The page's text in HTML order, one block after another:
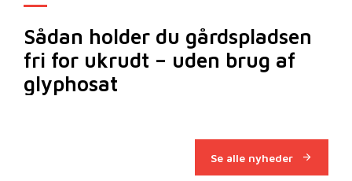
Sådan holder du gårdspladsen
fri for ukrudt – uden brug af
glyphosat
Se alle nyheder